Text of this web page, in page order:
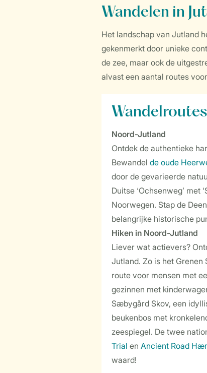
Wandelen in
Het landschap van Jutland
gekenmerkt door unieke
de zee, maar ook de
alvast een aantal routes
Wandelroutes
Noord-Jutland
Ontdek de authentieke
Bewandel de oude
door de gevarieerde
Duitse ‘Ochsenweg’ met
Noorwegen. Stap de
belangrijke historische
Hiken in Noord-Jutland
Liever wat actievers?
Jutland. Zo is het Grenen
route voor mensen met
gezinnen met
Sæbygård Skov, een
beukenbos met
zeespiegel. De twee
Trial en Ancient Road
waard!